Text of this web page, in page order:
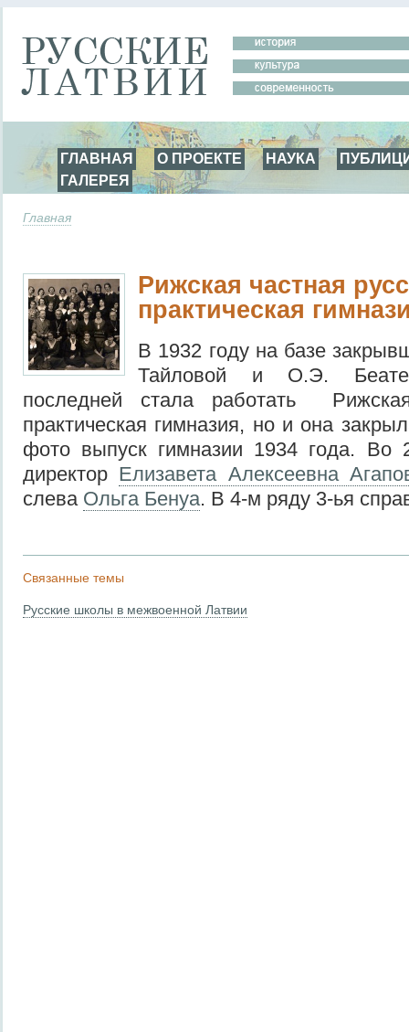
ГЛАВНАЯ О ПРОЕКТЕ НАУКА
ГАЛЕРЕЯ
Главная
Рижская частная
практическая
В 1932 году на базе
Тайловой и О.Э.
последней стала работать
практическая гимназия, но и она
фото выпуск гимназии 1934 года. Во
директор Елизавета Алексеевна
слева Ольга Бенуа. В 4-м ряду 3-ья
Связанные темы
Русские школы в межвоенной Латвии